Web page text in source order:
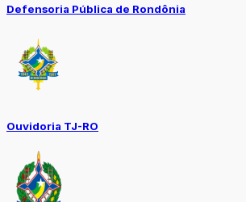
Defensoria Pública de Rondônia
Ouvidoria TJ-RO